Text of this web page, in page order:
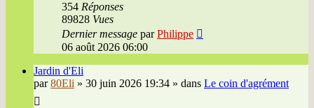
354 Réponses
89828 Vues
Dernier message parPhilippe
06 août 2026 06:00
Jardin d'Eli
par80Eli » 30 juin 2026 19:34 » dans Le coin d'agrément